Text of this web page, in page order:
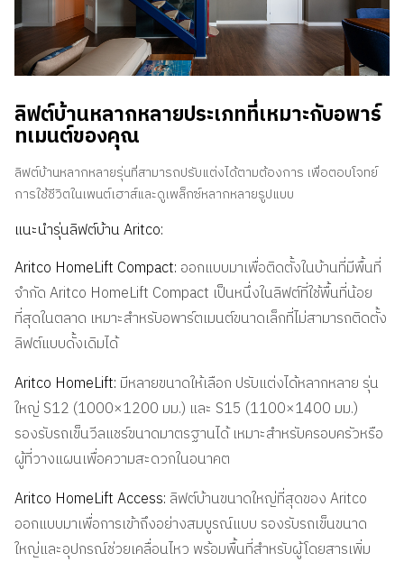
ลิฟต์บ้านหลากหลายประเภทที่เหมาะกับอพาร์
ทเมนต์ของคุณ
ลิฟต์บ้านหลากหลายรุ่นที่สามารถปรับแต่งได้ตามต้องการ เพื่อตอบโจทย์
การใช้ชีวิตในเพนต์เฮาส์และดูเพล็กซ์หลากหลายรูปแบบ
แนะนำรุ่นลิฟต์บ้านAritco:
Aritco HomeLift Compact: ออกแบบมาเพื่อติดตั้งในบ้านที่มีพื้นที่
จำกัด Aritco HomeLift Compact เป็นหนึ่งในลิฟต์ที่ใช้พื้นที่น้อย
ที่สุดในตลาด เหมาะสำหรับอพาร์ตเมนต์ขนาดเล็กที่ไม่สามารถติดตั้ง
ลิฟต์แบบดั้งเดิมได้
Aritco HomeLift: มีหลายขนาดให้เลือก ปรับแต่งได้หลากหลาย รุ่น
ใหญ่ S12 (1000×1200 มม.) และ S15 (1100×1400 มม.)
รองรับรถเข็นวีลแชร์ขนาดมาตรฐานได้ เหมาะสำหรับครอบครัวหรือ
ผู้ที่วางแผนเพื่อความสะดวกในอนาคต
Aritco HomeLift Access: ลิฟต์บ้านขนาดใหญ่ที่สุดของ Aritco
ออกแบบมาเพื่อการเข้าถึงอย่างสมบูรณ์แบบ รองรับรถเข็นขนาด
ใหญ่และอุปกรณ์ช่วยเคลื่อนไหว พร้อมพื้นที่สำหรับผู้โดยสารเพิ่ม